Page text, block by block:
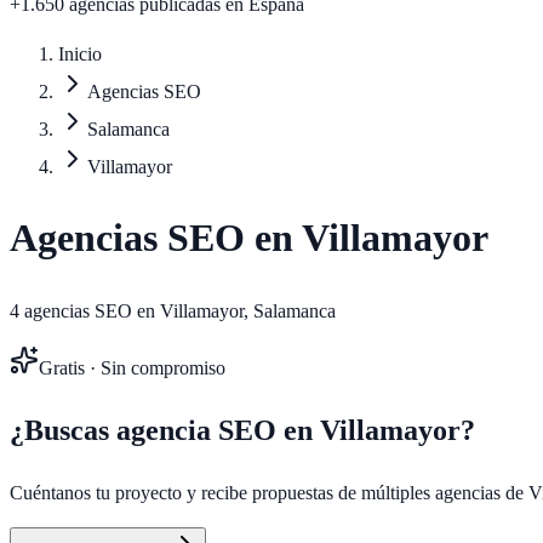
+1.650 agencias publicadas en España
Inicio
Agencias SEO
Salamanca
Villamayor
Agencias SEO enVillamayor
4 agencias SEO en Villamayor, Salamanca
Gratis · Sin compromiso
¿Buscas agencia SEO en Villamayor?
Cuéntanos tu proyecto y recibe propuestas de múltiples agencias de